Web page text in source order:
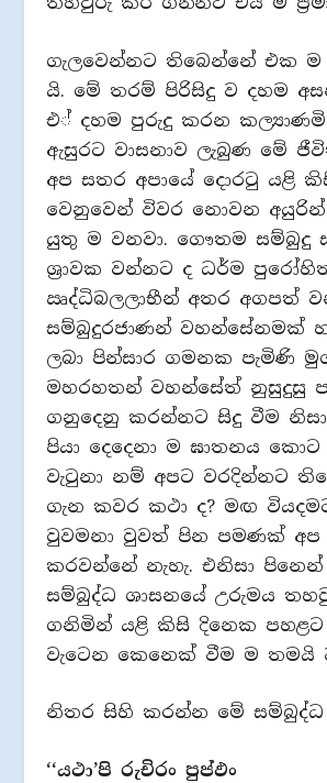
ගැලවෙන්නට තිබෙන්නේ එක ම
යි. මේ තරම් පිරිසිදු ව දහම
එ් දහම පුරුදු කරන
ඇසුරට වාසනාව ලැබුණ මේ
අප සතර අපායේ දොරටු යළි
වෙනුවෙන් විවර නොවන අයුරින්
යුතු ම වනවා. ගෞතම සම්බුදු
ශ‍්‍රාවක වන්නට ද ධර්ම
ඍද්ධිබලලාභීන් අතර අගපත්
සම්බුදුරජාණන් වහන්සේනමක්
ලබා පින්සාර ගමනක පැමිණි
මහරහතන් වහන්සේත් නුසුදුසු
ගනුදෙනු කරන්නට සිදු වීම
පියා දෙදෙනා ම ඝාතනය
වැටුනා නම් අපට වරදින්නට
ගැන කවර කථා ද? මඟ
වුවමනා වුවත් පින පමණක්
කරවන්නේ නැහැ. එනිසා
සම්බුද්ධ ශාසනයේ උරුමය
ගනිමින් යළි කිසි දිනෙක
වැටෙන කෙනෙක් වීම ම තමයි
නිතර සිහි කරන්න මේ සම්බුද්ධ
‘‘යථා’පි රුචිරං පුප්ඵං